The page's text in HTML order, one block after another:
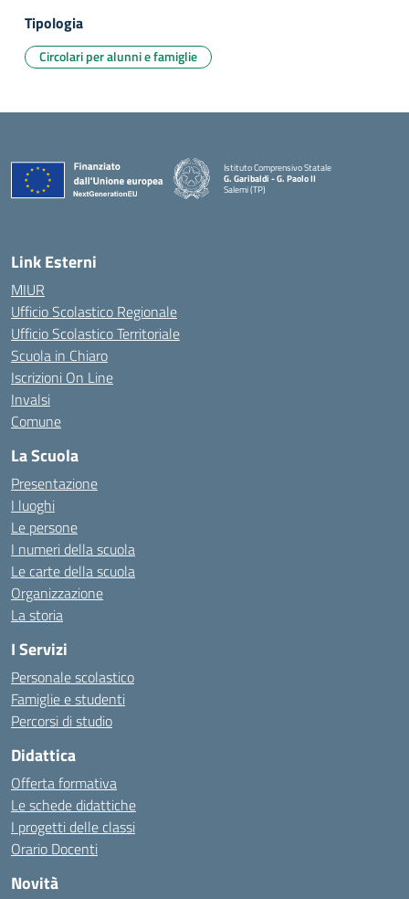
Tipologia
Circolari per alunni e famiglie
Istituto Comprensivo Statale
G. Garibaldi - G. Paolo II
Salemi (TP)
Link Esterni
MIUR
Ufficio Scolastico Regionale
Ufficio Scolastico Territoriale
Scuola in Chiaro
Iscrizioni On Line
Invalsi
Comune
La Scuola
Presentazione
I luoghi
Le persone
I numeri della scuola
Le carte della scuola
Organizzazione
La storia
I Servizi
Personale scolastico
Famiglie e studenti
Percorsi di studio
Didattica
Offerta formativa
Le schede didattiche
I progetti delle classi
Orario Docenti
Novità